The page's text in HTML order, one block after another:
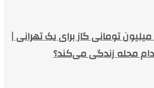
قبض ۳۴۴ میلیون تومانی گاز برای یک تهرانی |
محله زندگی می‌کند؟